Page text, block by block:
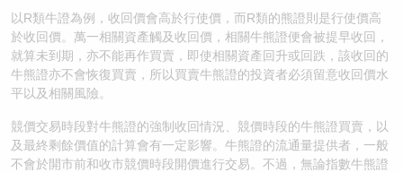
以R類牛證為例，收回價會高於行使價，而R類的熊證則是行使價高
於收回價。萬一相關資產觸及收回價，相關牛熊證便會被提早收回，
就算未到期，亦不能再作買賣，即使相關資產回升或回跌，該收回的
牛熊證亦不會恢復買賣，所以買賣牛熊證的投資者必須留意收回價水
平以及相關風險。
競價交易時段對牛熊證的強制收回情況、競價時段的牛熊證買賣，以
及最終剩餘價值的計算會有一定影響。牛熊證的流通量提供者，一般
不會於開市前和收市競價時段開價進行交易。不過，無論指數牛熊證